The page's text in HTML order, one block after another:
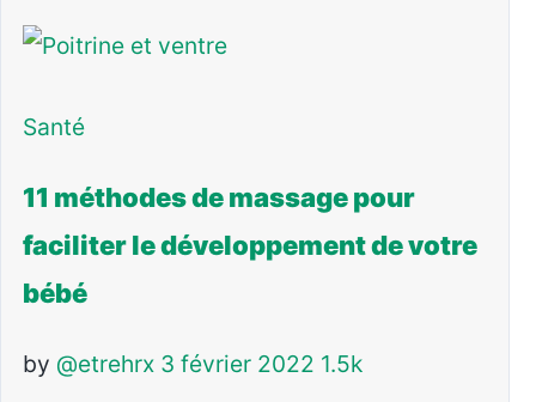
Santé
11 méthodes de massage pour
faciliter le développement de votre
bébé
by @etrehrx 3 février 2022 1.5k